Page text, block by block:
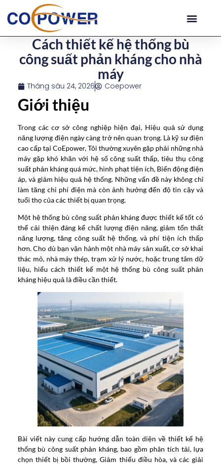
Cách thiết kế hệ thống bù
công suất phản kháng cho nhà
máy
Tháng sáu 24, 2026 Coepower
Giới thiệu
Trong các cơ sở công nghiệp hiện đại, Hiệu quả sử dụng
năng lượng điện ngày càng trở nên quan trọng. Là kỹ sư điện
cao cấp tại CoEpower, Tôi thường xuyên gặp phải những nhà
máy gặp khó khăn với hệ số công suất thấp, tiêu thụ công
suất phản kháng quá mức, hình phạt tiện ích, Biến động điện
áp, và giảm hiệu quả hệ thống. Những vấn đề này không chỉ
làm tăng chi phí điện mà còn ảnh hưởng đến độ tin cậy và
tuổi thọ của các thiết bị quan trọng.
Một hệ thống bù công suất phản kháng được thiết kế tốt có
thể cải thiện đáng kể chất lượng điện năng, giảm tổn thất
năng lượng, tăng công suất hệ thống, và phí tiện ích thấp
hơn. Cho dù bạn vận hành một nhà máy sản xuất, cơ sở khai
thác mỏ, nhà máy thép, trạm xử lý nước, hoặc trung tâm dữ
liệu, hiểu cách thiết kế một hệ thống bù công suất phản
kháng hiệu quả là điều cần thiết.
Bài viết này cung cấp hướng dẫn toàn diện về thiết kế hệ
thống bù công suất phản kháng, bao gồm phân tích tải, lựa
chọn thiết bị bồi thường, Giảm thiểu điều hòa, và các giải